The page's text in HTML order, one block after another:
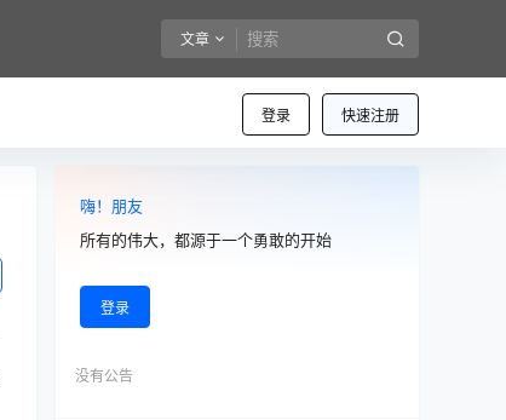
文章
登录 快速注册
嗨！朋友
所有的伟大，都源于一个勇敢的开始
登录
没有公告